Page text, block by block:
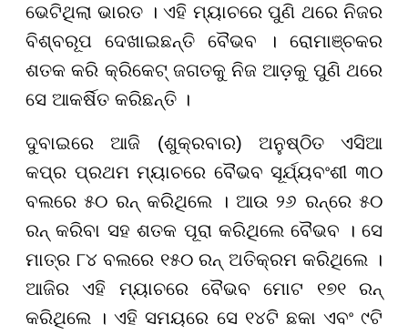
ଭେଟିଥିଲା ଭାରତ । ଏହି ମ୍ୟାଚରେ ପୁଣି ଥରେ ନିଜର
ବିଶ୍ବରୂପ ଦେଖାଇଛନ୍ତି ବୈଭବ । ରୋମାଞ୍ଚକର
ଶତକ କରି କ୍ରିକେଟ୍ ଜଗତକୁ ନିଜ ଆଡ଼କୁ ପୁଣି ଥରେ
ସେ ଆକର୍ଷିତ କରିଛନ୍ତି ।
ଦୁବାଇରେ ଆଜି (ଶୁକ୍ରବାର) ଅନୁଷ୍ଠିତ ଏସିଆ
କପ୍ର ପ୍ରଥମ ମ୍ୟାଚରେ ବୈଭବ ସୂର୍ଯ୍ୟବଂଶୀ ୩୦
ବଲରେ ୫୦ ରନ୍ କରିଥିଲେ । ଆଉ ୨୬ ରନ୍ରେ ୫୦
ରନ୍ କରିବା ସହ ଶତକ ପୂରା କରିଥିଲେ ବୈଭବ । ସେ
ମାତ୍ର ୮୪ ବଲରେ ୧୫୦ ରନ୍ ଅତିକ୍ରମ କରିଥିଲେ ।
ଆଜିର ଏହି ମ୍ୟାଚରେ ବୈଭବ ମୋଟ ୧୭୧ ରନ୍
କରିଥିଲେ । ଏହି ସମୟରେ ସେ ୧୪ଟି ଛକା ଏବଂ ୯ଟି